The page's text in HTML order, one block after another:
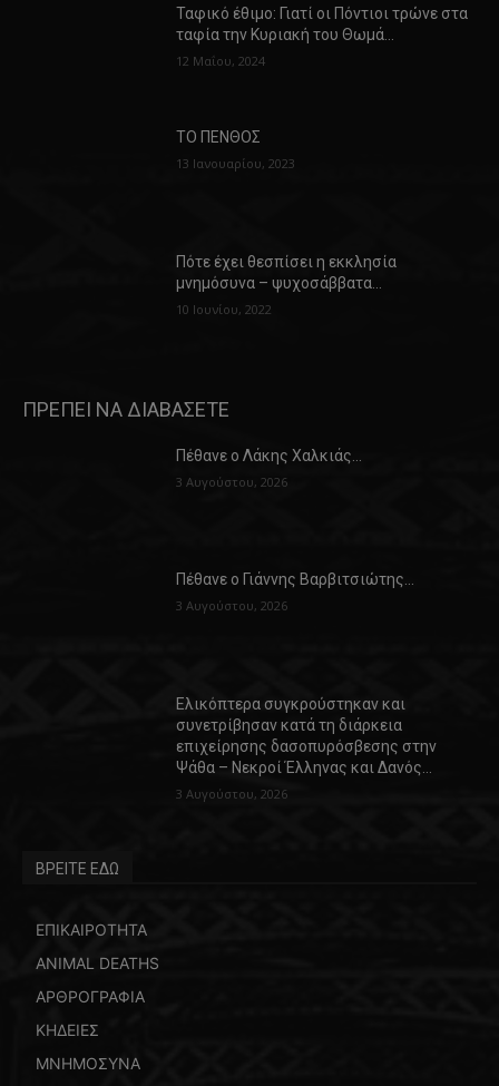
Ταφικό έθιμο: Γιατί οι Πόντιοι τρώνε στα
ταφία την Κυριακή του Θωμά…
12 Μαΐου, 2024
ΤΟ ΠΕΝΘΟΣ
13 Ιανουαρίου, 2023
Πότε έχει θεσπίσει η εκκλησία
μνημόσυνα – ψυχοσάββατα…
10 Ιουνίου, 2022
ΠΡΕΠΕΙ ΝΑ ΔΙΑΒΑΣΕΤΕ
Πέθανε ο Λάκης Χαλκιάς…
3 Αυγούστου, 2026
Πέθανε ο Γιάννης Βαρβιτσιώτης…
3 Αυγούστου, 2026
Ελικόπτερα συγκρούστηκαν και
συνετρίβησαν κατά τη διάρκεια
επιχείρησης δασοπυρόσβεσης στην
Ψάθα – Νεκροί Έλληνας και Δανός…
3 Αυγούστου, 2026
ΒΡΕΙΤΕ ΕΔΩ
ΕΠΙΚΑΙΡΟΤΗΤΑ
ANIMAL DEATHS
ΑΡΘΡΟΓΡΑΦΙΑ
ΚΗΔΕΙΕΣ
ΜΝΗΜΟΣΥΝΑ